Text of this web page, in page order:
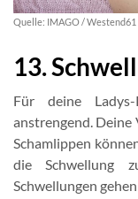
Quelle: IMAGO / Westend61
13.
Für deine
anstrengend. Deine
Schamlippen
die Schwellung
Schwellungen